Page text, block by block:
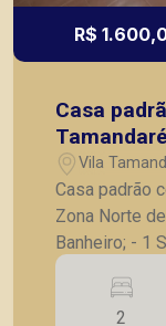
R$
Casa
Preto/SP.
Vila
Casa padrão
Zona Norte de
Banheiro; - 1
armarios; - 1
coberta -
2